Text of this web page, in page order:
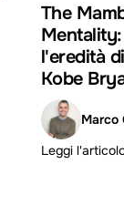
The
Mentality:
l'eredità di
Kobe
Marco
Leggi